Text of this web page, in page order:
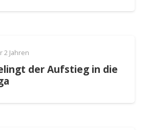
2 Jahren
der Aufstieg in die